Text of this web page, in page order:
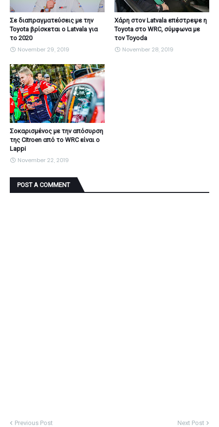
Σε διαπραγματεύσεις με την
Toyota βρίσκεται ο Latvala για
το 2020
November 29, 2019
Χάρη στον Latvala επέστρεψε η
Toyota στο WRC, σύμφωνα με
τον Toyoda
November 28, 2019
Σοκαρισμένος με την απόσυρση
της Citroen από το WRC είναι ο
Lappi
November 22, 2019
POST A COMMENT
Previous Post Next Post